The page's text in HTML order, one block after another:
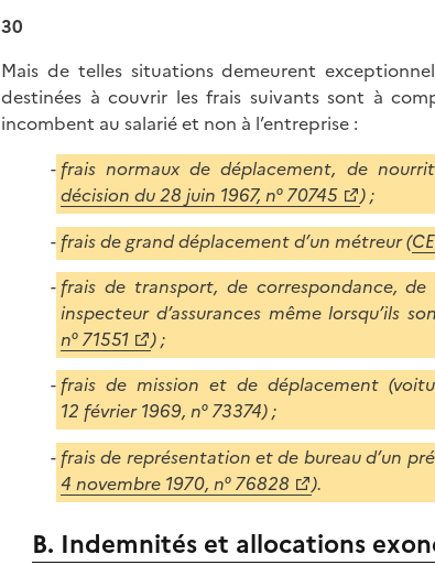
30
Mais de telles situations demeurent
destinées à couvrir les frais suivants sont à
incombent au salarié et non à l’entreprise :
frais normaux de déplacement, de
décision du 28 juin 1967, n° 70745
) ;
frais de grand déplacement d’un métreur (
frais de transport, de correspondance,
inspecteur d’assurances même lorsqu’ils
n° 71551
) ;
frais de mission et de déplacement
12 février 1969, n° 73374) ;
frais de représentation et de bureau d’un
4 novembre 1970, n° 76828
).
B. Indemnités et allocations